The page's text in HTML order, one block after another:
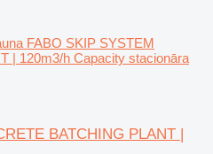
FABO SKIP SYSTEM
| 120m3/h Capacity stacionāra
BATCHING PLANT |